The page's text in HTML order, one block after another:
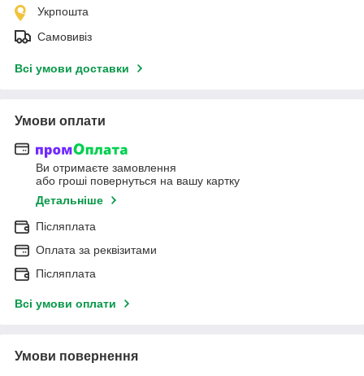
Укрпошта
Самовивіз
Всі умови доставки
Умови оплати
Ви отримаєте замовлення
або гроші повернуться на вашу картку
Детальніше
Післяплата
Оплата за реквізитами
Післяплата
Всі умови оплати
Умови повернення